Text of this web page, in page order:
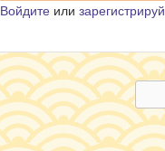
Войдитеили